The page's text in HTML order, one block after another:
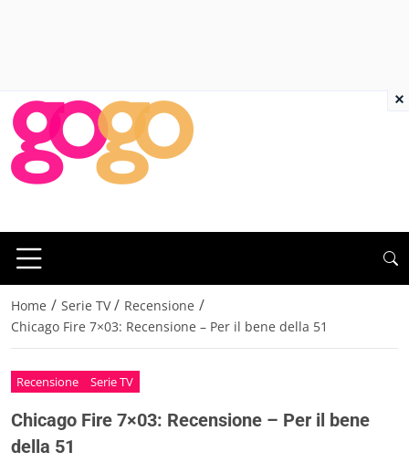
Home / Serie TV / Recensione /
Chicago Fire 7×03: Recensione – Per il bene della 51
Recensione Serie TV
Chicago Fire 7×03: Recensione – Per il bene
della 51
×